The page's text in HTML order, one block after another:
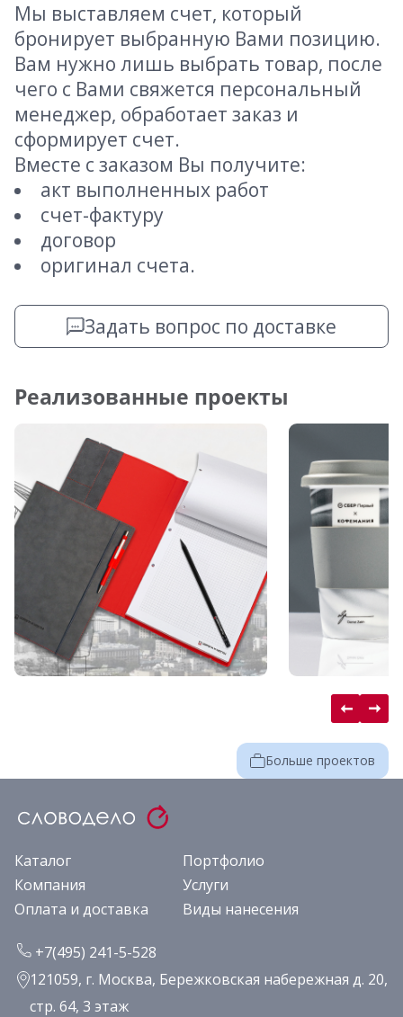
Мы выставляем счет, который
бронирует выбранную Вами позицию.
Вам нужно лишь выбрать товар, после
чего с Вами свяжется персональный
менеджер, обработает заказ и
сформирует счет.
Вместе с заказом Вы получите:
акт выполненных работ
счет-фактуру
договор
оригинал счета.
Задать вопрос по доставке
Реализованные проекты
Больше проектов
Каталог
Портфолио
Компания
Услуги
Оплата и доставка
Виды нанесения
+7(495) 241-5-528
121059, г. Москва, Бережковская набережная д. 20,
стр. 64, 3 этаж